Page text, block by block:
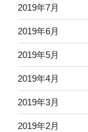
2019年7月
2019年6月
2019年5月
2019年4月
2019年3月
2019年2月